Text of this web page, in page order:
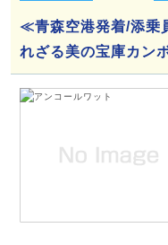
≪青森空港発着/添乗
れざる美の宝庫カン